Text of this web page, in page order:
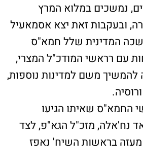
נמשכים במלוא המרץ
ובעקבות זאת יצא אסמאעיל
המדינית שלל חמא"ס
עם רראשי המודכ"ל המצרי,
להמשיך משם למדינות נוספות,
החמא"ס שאיתו הגיעו
נח'אלה, מזכ"ל הגא"פ, לצד
בראשות השיח' נאפז